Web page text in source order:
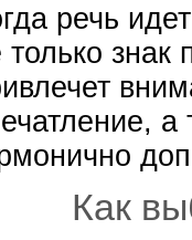
речь
только
Как